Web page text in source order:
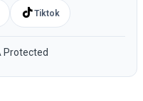
Tiktok